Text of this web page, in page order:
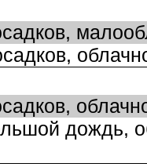
дождь,